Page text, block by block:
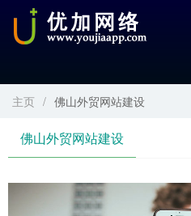
首页
开发服务
解决方案
案例解剖
主页 / 佛山外贸网站建设
佛山外贸网站建设